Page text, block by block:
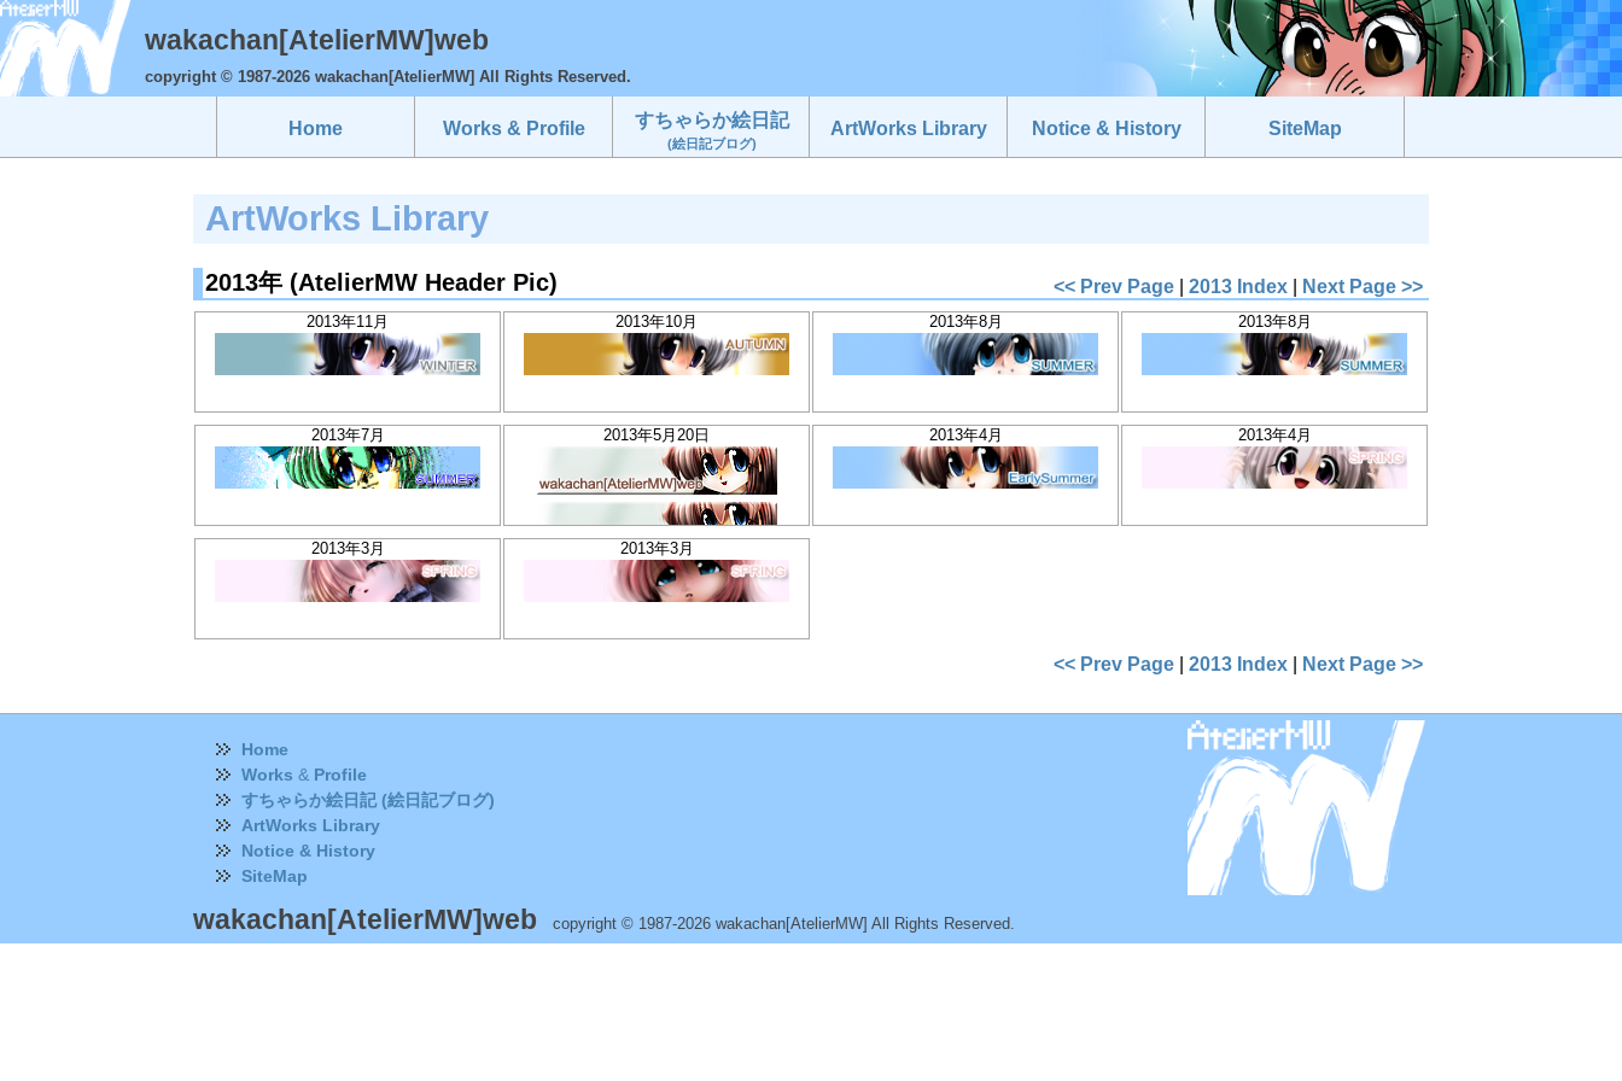
wakachan[AtelierMW]web
copyright © 1987-2026 wakachan[AtelierMW] All Rights Reserved.
Home Works & Profile すちゃらか絵日記
(絵日記ブログ)
ArtWorks Library Notice & History SiteMap
ArtWorks Library
<< Prev Page | 2013 Index | Next Page >>
2013年 (AtelierMW Header Pic)
2013年11月 2013年10月 2013年8月 2013年8月
2013年7月 2013年5月20日 2013年4月 2013年4月
2013年3月 2013年3月
<< Prev Page | 2013 Index | Next Page >>
Home
Works & Profile
すちゃらか絵日記 (絵日記ブログ)
ArtWorks Library
Notice & History
SiteMap
wakachan[AtelierMW]web copyright © 1987-2026 wakachan[AtelierMW] All Rights Reserved.